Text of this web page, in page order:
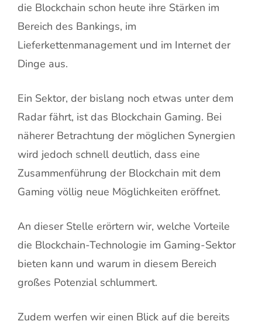
die Blockchain schon heute ihre Stärken im
Bereich des Bankings, im
Lieferkettenmanagement und im Internet der
Dinge aus.
Ein Sektor, der bislang noch etwas unter dem
Radar fährt, ist das Blockchain Gaming. Bei
näherer Betrachtung der möglichen Synergien
wird jedoch schnell deutlich, dass eine
Zusammenführung der Blockchain mit dem
Gaming völlig neue Möglichkeiten eröffnet.
An dieser Stelle erörtern wir, welche Vorteile
die Blockchain-Technologie im Gaming-Sektor
bieten kann und warum in diesem Bereich
großes Potenzial schlummert.
Zudem werfen wir einen Blick auf die bereits